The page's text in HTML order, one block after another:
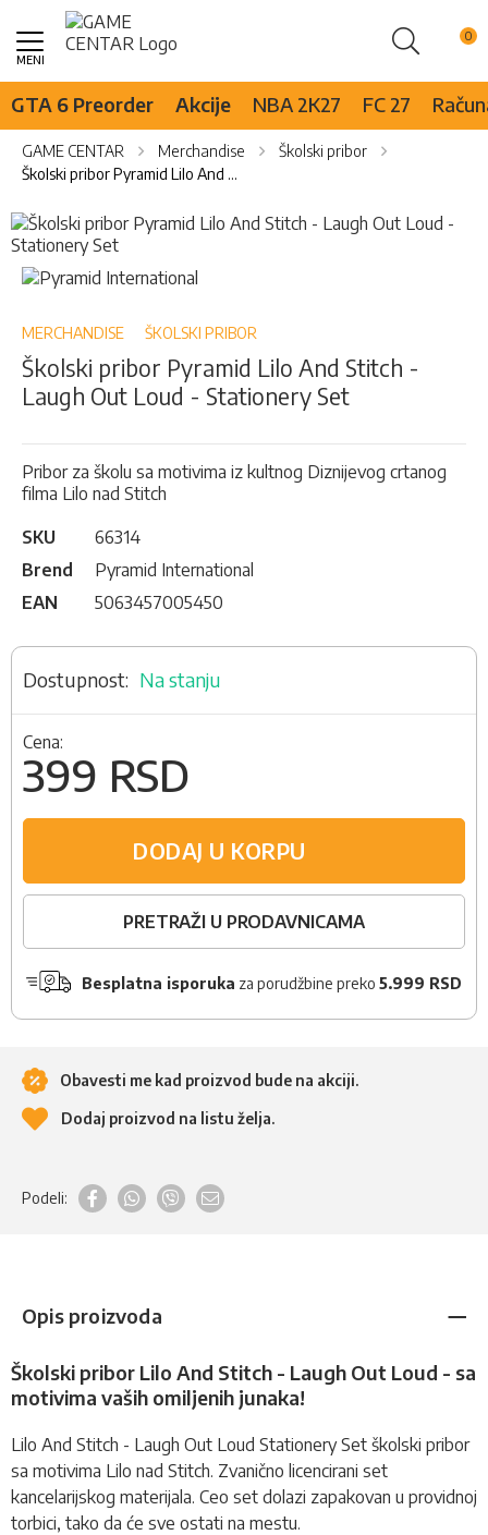
Pretraži
Skip
Content
GTA 6 Preorder Akcije NBA 2K27 FC 27
GAME CENTAR Merchandise
Školski pribor
Školski pribor Pyramid Lilo And Stitch - Laugh Out Loud - Stationery Set
Skip
to
the
end
the
images
gallery
Skip
to
beginning
of
the
images
MERCHANDISE ŠKOLSKI PRIBOR
Školski pribor Pyramid Lilo And Stitch -
Laugh Out Loud - Stationery Set
Pribor za školu sa motivima iz kultnog Diznijevog crtanog
filma Lilo nad Stitch
SKU
66314
Brend
Pyramid International
EAN
5063457005450
Na stanju
Cena:
399 RSD
DODAJ U KORPU
PRETRAŽI U PRODAVNICAMA
Besplatna isporuka za porudžbine preko 5.999 RSD
Obavesti me kad proizvod bude na akciji.
Dodaj proizvod na listu želja.
Podeli:
Opis proizvoda
Školski pribor Lilo And Stitch - Laugh Out Loud - sa
motivima vaših omiljenih junaka!
Lilo And Stitch - Laugh Out Loud Stationery Set školski pribor
sa motivima Lilo nad Stitch. Zvanično licencirani set
kancelarijskog materijala. Ceo set dolazi zapakovan u providnoj
torbici, tako da će sve ostati na mestu.